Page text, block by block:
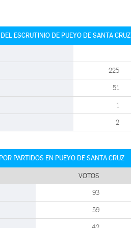
ESCRUTINIO DE PUEYO DE SANTA CRUZ
225
51
1
2
PARTIDOS EN PUEYO DE SANTA CRUZ
VOTOS
93
59